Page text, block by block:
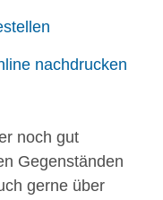
nachdrucken
noch gut
Gegenständen
gerne über